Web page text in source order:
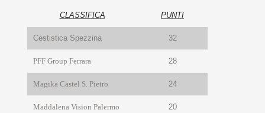
CLASSIFICA PUNTI
Cestistica Spezzina 32
PFF Group Ferrara 28
Magika Castel S. Pietro 24
Maddalena Vision Palermo 20